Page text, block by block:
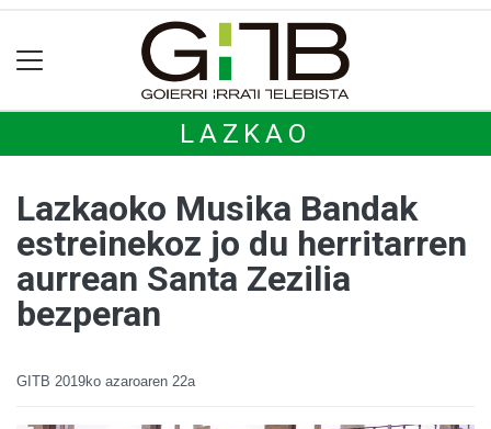
LAZKAO
Lazkaoko Musika Bandak
estreinekoz jo du herritarren
aurrean Santa Zezilia
bezperan
GITB 2019ko azaroaren 22a